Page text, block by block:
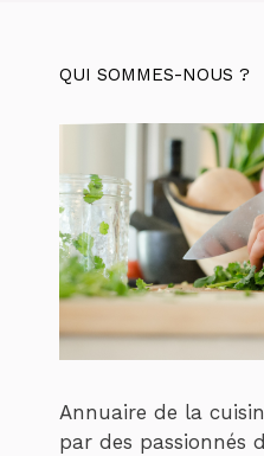
QUI SOMMES-NOUS ?
Annuaire de la
par des passionnés